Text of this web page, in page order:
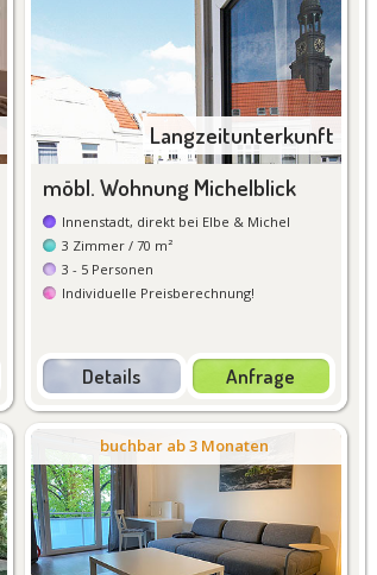
Langzeitunterkunft
möbl. Wohnung Michelblick
Innenstadt, direkt bei Elbe & Michel
3 Zimmer / 70 m²
3 - 5 Personen
Individuelle Preisberechnung!
Details
Details Anfrage
buchbar ab 3 Monaten